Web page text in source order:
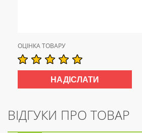
ОЦІНКА ТОВАРУ
ВІДГУКИ ПРО ТОВАР